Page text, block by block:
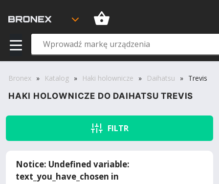
Bronex » Katalog » Haki holownicze » Daihatsu » Trevis
HAKI HOLOWNICZE DO DAIHATSU TREVIS
FILTR
Notice: Undefined variable:
text_you_have_chosen in